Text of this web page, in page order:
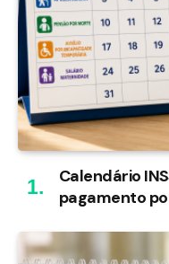
Calendário
pagamento